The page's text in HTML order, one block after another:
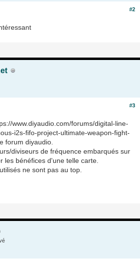
#2
#3
www.diyaudio.com/forums/digital-line-
i2s-fifo-project-ultimate-weapon-fight-
forum diyaudio.
diviseurs de fréquence embarqués sur
les bénéfices d'une telle carte.
ne sont pas au top.